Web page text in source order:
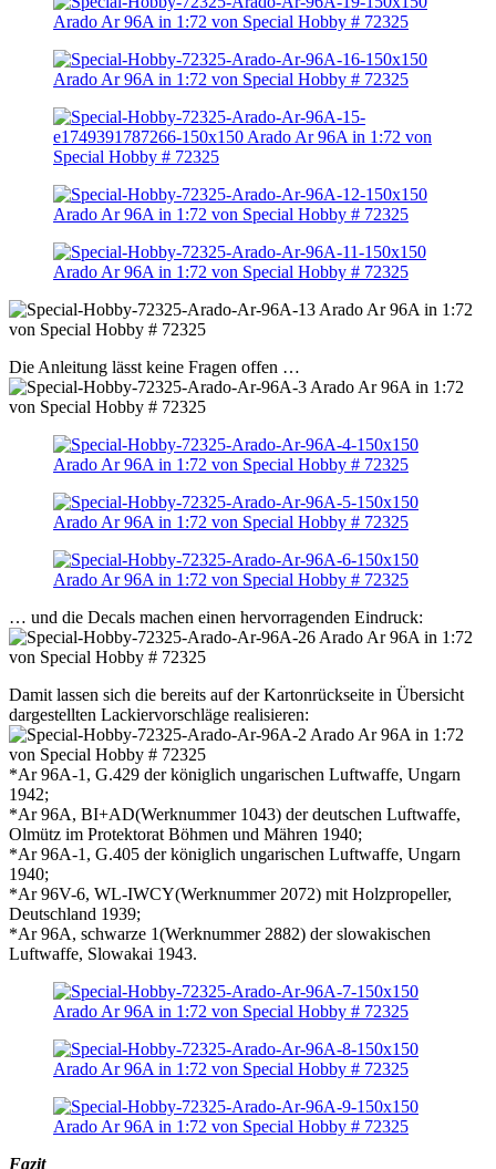
Die Anleitung lässt keine Fragen offen …
… und die Decals machen einen hervorragenden Eindruck:
Damit lassen sich die bereits auf der Kartonrückseite in Übersicht
dargestellten Lackiervorschläge realisieren:
*Ar 96A-1, G.429 der königlich ungarischen Luftwaffe, Ungarn
1942;
*Ar 96A, BI+AD(Werknummer 1043) der deutschen Luftwaffe,
Olmütz im Protektorat Böhmen und Mähren 1940;
*Ar 96A-1, G.405 der königlich ungarischen Luftwaffe, Ungarn
1940;
*Ar 96V-6, WL-IWCY(Werknummer 2072) mit Holzpropeller,
Deutschland 1939;
*Ar 96A, schwarze 1(Werknummer 2882) der slowakischen
Luftwaffe, Slowakai 1943.
Fazit